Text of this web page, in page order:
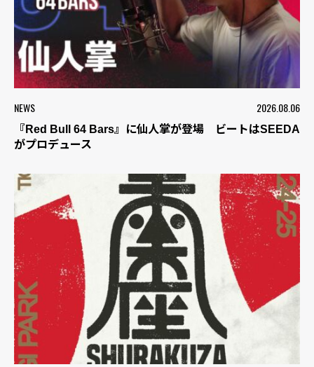
NEWS 2026.08.06
『Red Bull 64 Bars』に仙人掌が登場 ビートはSEEDA
がプロデュース